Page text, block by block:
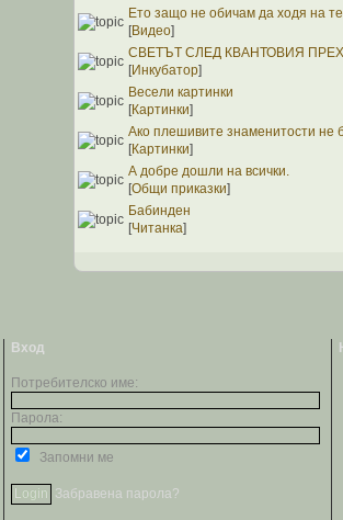
Ето защо не обичам да ходя на
[Видео]
СВЕТЪТ СЛЕД КВАНТОВИЯ
[Инкубатор]
Весели картинки
[Картинки]
Ако плешивите знаменитости не
[Картинки]
А добре дошли на всички.
[Общи приказки]
Бабинден
[Читанка]
Вход
Потребителско име:
Парола:
Запомни ме
Забравена парола?